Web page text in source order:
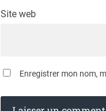
Site web
Enregistrer mon nom,